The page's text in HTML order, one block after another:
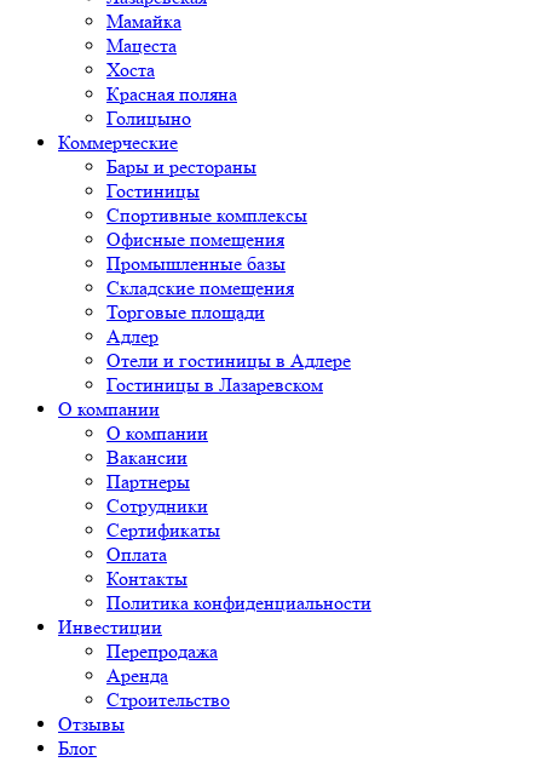
Мамайка
Мацеста
Хоста
Красная поляна
Голицыно
Коммерческие
Бары и рестораны
Гостиницы
Спортивные комплексы
Офисные помещения
Промышленные базы
Складские помещения
Торговые площади
Адлер
Отели и гостиницы в Адлере
Гостиницы в Лазаревском
О компании
О компании
Вакансии
Партнеры
Сотрудники
Сертификаты
Оплата
Контакты
Политика конфиденциальности
Инвестиции
Перепродажа
Аренда
Строительство
Отзывы
Блог